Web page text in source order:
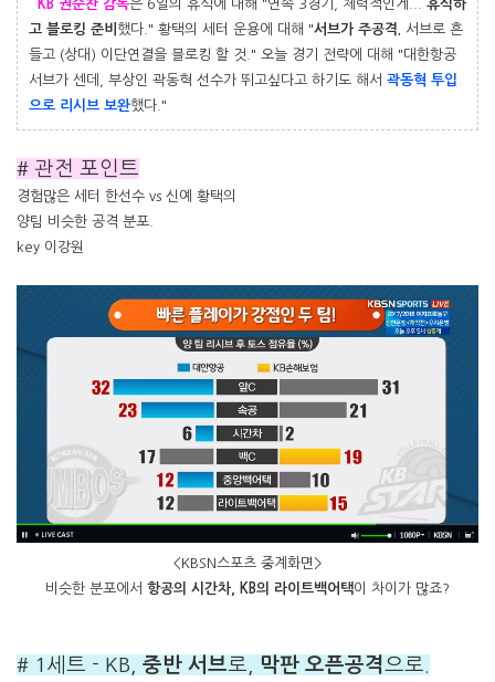
KB 권순찬 감독은 6일의 휴식에 대해 "연속 3경기, 체력적인게... 휴식하
고 블로킹 준비 했다." 황택의 세터 운용에 대해 "서브가 주공격. 서브로 흔
들고 (상대) 이단연결을 블로킹 할 것." 오늘 경기 전략에 대해 "대한항공
서브가 센데, 부상인 곽동혁 선수가 뛰고싶다고 하기도 해서 곽동혁 투입
으로 리시브 보완했다."
# 관전 포인트
경험많은 세터 한선수 vs 신예 황택의
양팀 비슷한 공격 분포.
key 이강원
<KBSN스포츠 중계화면>
비슷한 분포에서 항공의 시간차, KB의 라이트백어택이 차이가 많죠?
# 1세트 - KB, 중반 서브로, 막판 오픈공격으로.